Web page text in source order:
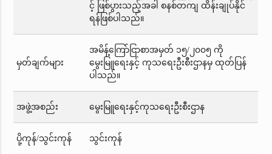
င့် ဖြစ်ပွားသည့်အခါ စနစ်တကျ ထိန်းချုပ်နိုင်
ရန်ဖြစ်ပါသည်။
မှတ်ချက်များ
အမိန့်ကြော်ငြာစာအမှတ် ၁၅/၂၀၀၅ ကို
မွေးမြူရေးနှင့် ကုသရေးဦးစီးဌာနမှ ထုတ်ပြန်
ပါသည်။
အဖွဲ့အစည်း မွေးမြူရေးနှင့်ကုသရေးဦးစီးဌာန
ပို့ကုန်/သွင်းကုန် သွင်းကုန်